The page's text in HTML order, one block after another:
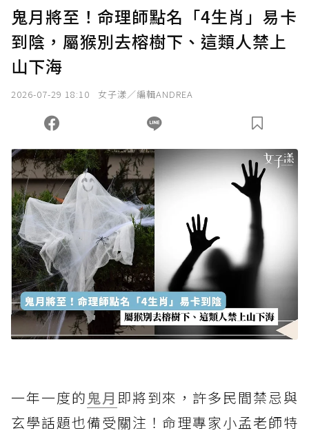
確認送出
您當前剩餘 U 利點數：0點；前往 購買點數
鬼月將至！命理師點名「4生肖」易卡
到陰，屬猴別去榕樹下、這類人禁上
山下海
2026-07-29 18:10 女子漾／編輯ANDREA
一年一度的鬼月 即將到來，許多民間禁忌與
玄學話題也備受關注！命理專家小孟老師特